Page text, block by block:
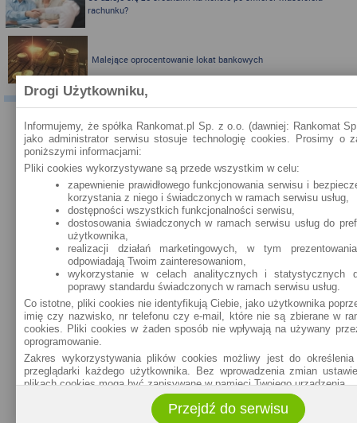
rachunku?
Malejące oprocentowanie lokat bankowych
KOMENTARZE
Właściciel serwisu eBroker.pl - Rankomat.pl nie weryfikuje opinii, recenzji czy
ocen użytkowników zamieszczanych za pośrednictwem systemu Disqus,
zarówno w zakresie ich rzetelności, jak i wiarygodności. Nie możemy
potwierdzić, czy użytkownicy faktycznie korzystali z produktów i usług
banków, firm pożyczkowych i Towarzystw Ubezpieczeniowych (TU) (za
pośrednictwem portali należących do rankomat.pl lub bezpośrednio na
stronie instytucji), których dotyczy opinia.
Jednocześnie informujemy, że w Serwisie publikowane są zarówno
pozytywne, jak i negatywne komentarze.
Drogi Użytkowniku,
Informujemy, że spółka Rankomat.pl Sp. z o.o. (dawniej: Rankomat
jako administrator serwisu stosuje technologię cookies. Prosimy o
poniższymi informacjami:
Pliki cookies wykorzystywane są przede wszystkim w celu:
zapewnienie prawidłowego funkcjonowania serwisu i
korzystania z niego i świadczonych w ramach serwisu usług,
dostępności wszystkich funkcjonalności serwisu,
dostosowania świadczonych w ramach serwisu usług do
użytkownika,
realizacji działań marketingowych, w tym
odpowiadają Twoim zainteresowaniom,
wykorzystanie w celach analitycznych i statystycznych
poprawy standardu świadczonych w ramach serwisu usług.
Co istotne, pliki cookies nie identyfikują Ciebie, jako użytkownika
imię czy nazwisko, nr telefonu czy e-mail, które nie są zbierane w
cookies. Pliki cookies w żaden sposób nie wpływają na używany
oprogramowanie.
Zakres wykorzystywania plików cookies możliwy jest do
przeglądarki każdego użytkownika. Bez wprowadzenia zmian
plikach cookies mogą być zapisywane w pamięci Twojego urządzenia.
Administratorem danych pozyskiwanych w technologii cookies jest
Sp. z o.o. (dawniej: Rankomat Sp. z o. o. Sp. k.) z siedzibą w
Przejdź do serwisu